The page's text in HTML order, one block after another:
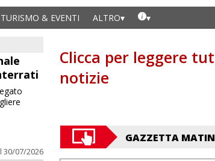
TURISMO & EVENTI ALTRO
30/07/2026
Clicca per leggere
notizie
GAZZETTA MATIN